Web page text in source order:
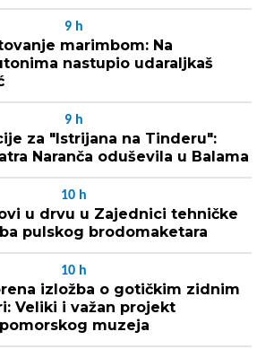
9 h
marimbom: Na
nastupio udaraljkaš
9 h
za "Istrijana na Tinderu":
Naranča oduševila u Balama
10 h
u drvu u Zajednici tehničke
pulskog brodomaketara
10 h
izložba o gotičkim zidnim
Veliki i važan projekt
muzeja